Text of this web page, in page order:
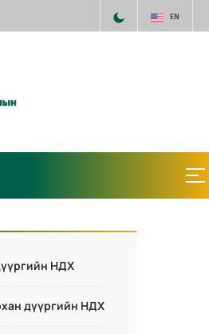
EN
НДХ
дүүргийн НДХ